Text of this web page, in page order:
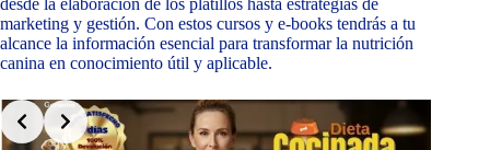
marketing y gestión. Con estos cursos y e-books tendrás a tu
alcance la información esencial para transformar la nutrición
canina en conocimiento útil y aplicable.
Slide 3 of 9